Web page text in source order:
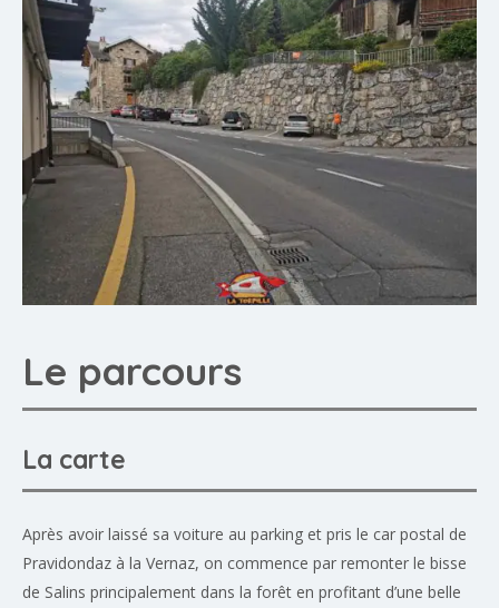
Le parcours
La carte
Après avoir laissé sa voiture au parking et pris le car postal de
Pravidondaz à la Vernaz, on commence par remonter le bisse
de Salins principalement dans la forêt en profitant d’une belle